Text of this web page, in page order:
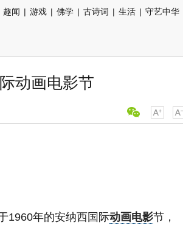
趣闻 | 游戏 | 佛学 | 古诗词 | 生活 | 守艺中华
动画电影节
1960年的安纳西国际动画电影节，